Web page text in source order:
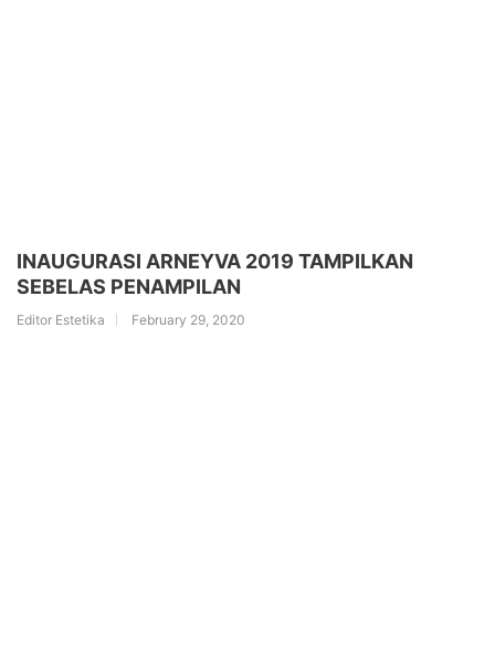
INAUGURASI ARNEYVA 2019 TAMPILKAN
SEBELAS PENAMPILAN
Editor Estetika February 29, 2020